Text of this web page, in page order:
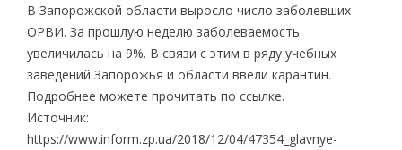
В Запорожской области выросло число заболевших
ОРВИ. За прошлую неделю заболеваемость
увеличилась на 9%. В связи с этим в ряду учебных
заведений Запорожья и области ввели карантин.
Подробнее можете прочитать по ссылке.
Источник:
https://www.inform.zp.ua/2018/12/04/47354_glavnye-